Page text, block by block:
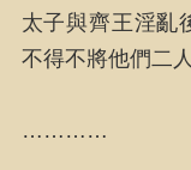
太子與齊王淫亂
不得不將他們二
…………